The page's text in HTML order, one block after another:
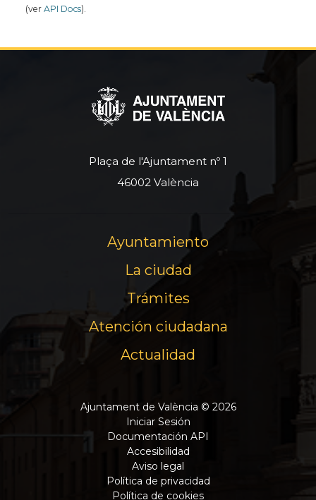
(ver API Docs).
Plaça de l'Ajuntament nº 1
46002 València
Ayuntamiento
La ciudad
Trámites
Atención ciudadana
Actualidad
Ajuntament de València © 2026
Iniciar Sesión
Documentación API
Accesibilidad
Aviso legal
Política de privacidad
Política de cookies